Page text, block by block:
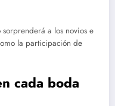
a los novios e
la participación de
cada boda